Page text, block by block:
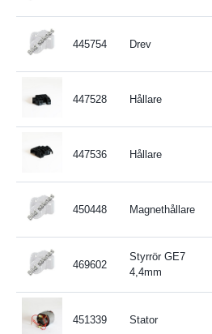
445754 Drev
447528 Hållare
447536 Hållare
450448 Magnethållare
469602
Styrrör GE7
4,4mm
451339 Stator